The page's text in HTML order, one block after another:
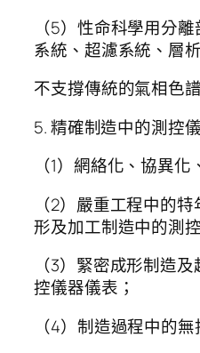
（5）性命科學用分
系統、超濾系統、層
不支撐傳統的氣相色
5. 精確制造中的測控
（1）網絡化、協異
（2）嚴重工程中的
形及加工制造中的測
（3）緊密成形制造
控儀器儀表；
（4）制造過程中的